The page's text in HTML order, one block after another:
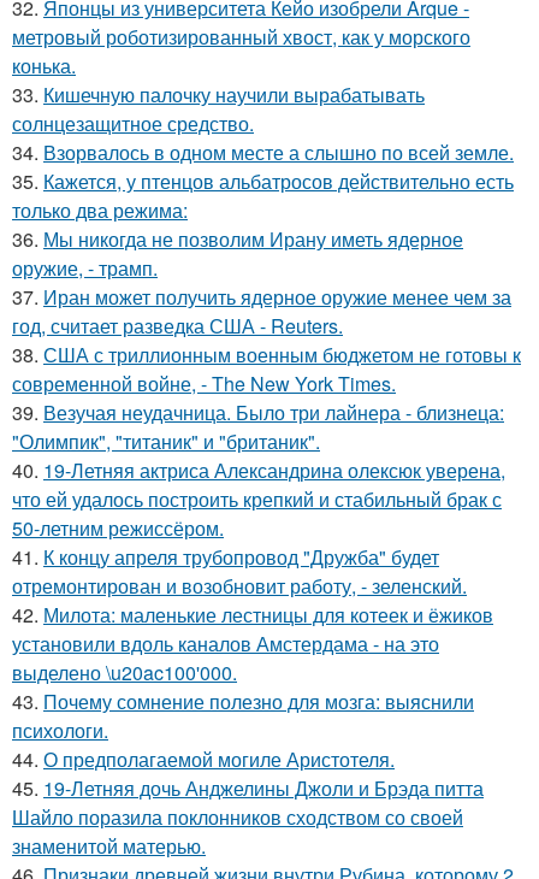
32. Японцы из университета Кейо изобрели Arque -
метровый роботизированный хвост, как у морского
конька.
33. Кишечную палочку научили вырабатывать
солнцезащитное средство.
34. Взорвалось в одном месте а слышно по всей земле.
35. Кажется, у птенцов альбатросов действительно есть
только два режима:
36. Мы никогда не позволим Ирану иметь ядерное
оружие, - трамп.
37. Иран может получить ядерное оружие менее чем за
год, считает разведка США - Reuters.
38. США с триллионным военным бюджетом не готовы к
современной войне, - The New York Times.
39. Везучая неудачница. Было три лайнера - близнеца:
"Олимпик", "титаник" и "британик".
40. 19-Летняя актриса Александрина олексюк уверена,
что ей удалось построить крепкий и стабильный брак с
50-летним режиссёром.
41. К концу апреля трубопровод "Дружба" будет
отремонтирован и возобновит работу, - зеленский.
42. Милота: маленькие лестницы для котеек и ёжиков
установили вдоль каналов Амстердама - на это
выделено \u20ac100'000.
43. Почему сомнение полезно для мозга: выяснили
психологи.
44. О предполагаемой могиле Аристотеля.
45. 19-Летняя дочь Анджелины Джоли и Брэда питта
Шайло поразила поклонников сходством со своей
знаменитой матерью.